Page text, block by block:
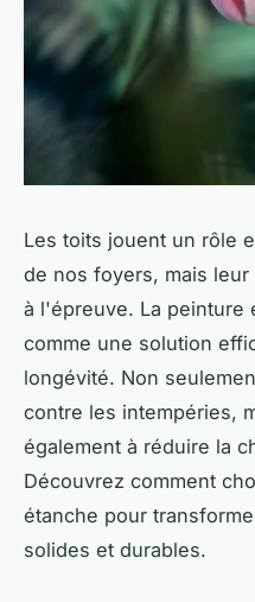
Les toits jouent un rôle
de nos foyers, mais
à l'épreuve. La peinture
comme une solution
longévité. Non
contre les intempéries,
également à réduire la
Découvrez comment
étanche pour
solides et durables.